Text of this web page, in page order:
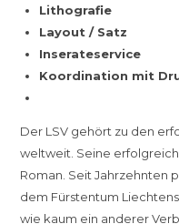
Lithografie
Layout / Satz
Inserateservice
Koordination mit
Der LSV gehört zu den
weltweit. Seine
Roman. Seit Jahrzehnten
dem Fürstentum
wie kaum ein anderer